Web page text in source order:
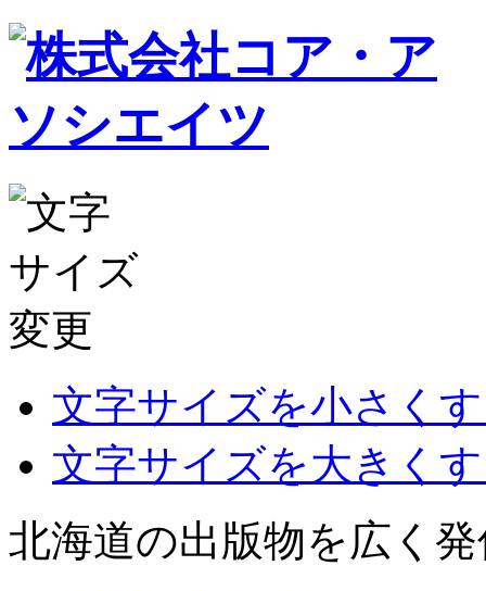
文字サイズを小さく
文字サイズを大きく
北海道の出版物を広く